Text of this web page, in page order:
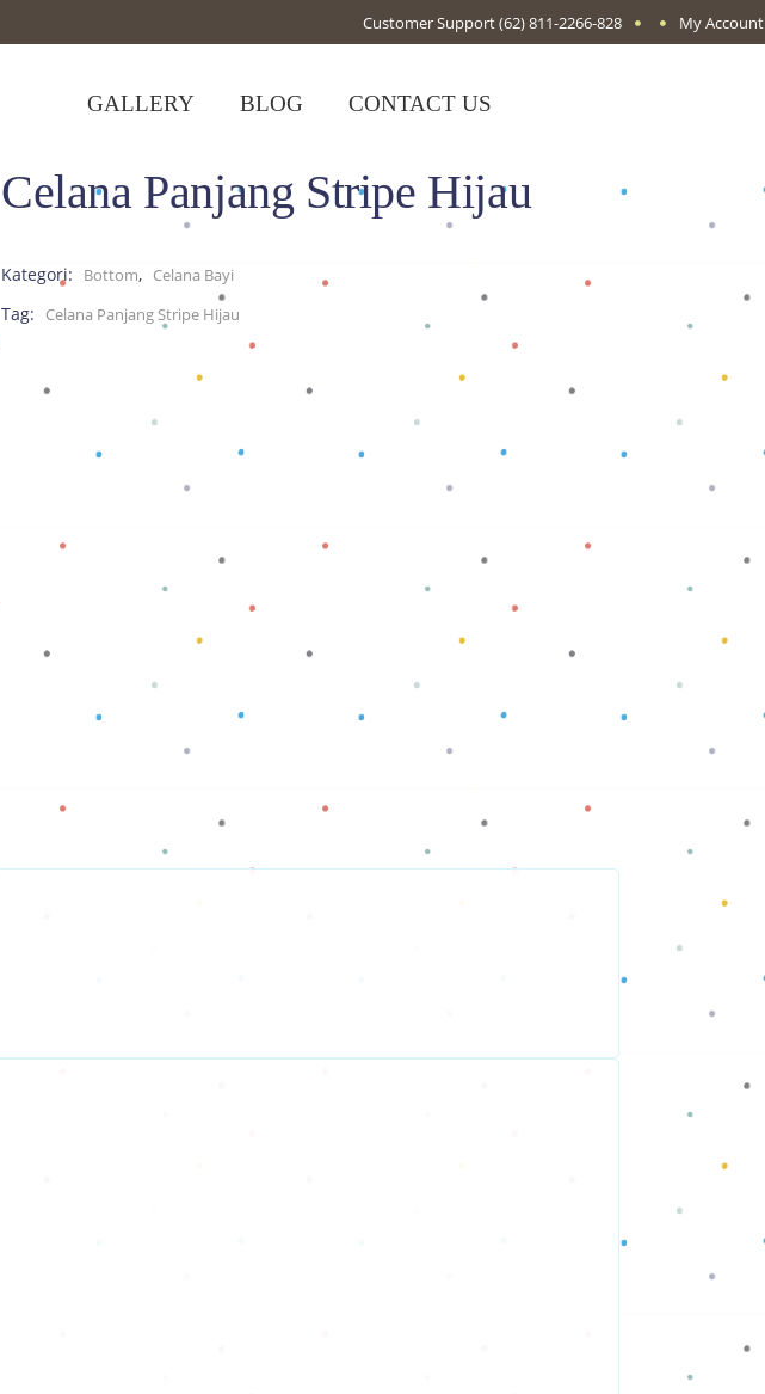
Customer Support(62) 811-2266-828 My Account
GALLERY BLOG CONTACT US
Celana Panjang Stripe Hijau
Kategori: Bottom, Celana Bayi
Tag: Celana Panjang Stripe Hijau